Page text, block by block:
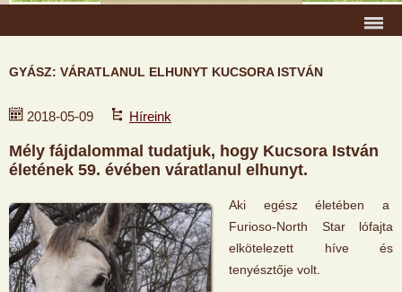
GYÁSZ: VÁRATLANUL ELHUNYT KUCSORA ISTVÁN
2018-05-09 Híreink
Mély fájdalommal tudatjuk, hogy Kucsora István
életének 59. évében váratlanul elhunyt.
Aki egész életében a
Furioso-North Star lófajta
elkötelezett híve és
tenyésztője volt.